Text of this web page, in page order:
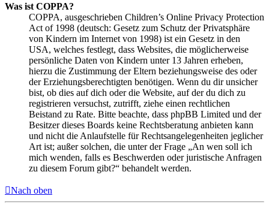
Was ist COPPA?
COPPA, ausgeschrieben Children’s Online Privacy Protection
Act of 1998 (deutsch: Gesetz zum Schutz der Privatsphäre
von Kindern im Internet von 1998) ist ein Gesetz in den
USA, welches festlegt, dass Websites, die möglicherweise
persönliche Daten von Kindern unter 13 Jahren erheben,
hierzu die Zustimmung der Eltern beziehungsweise des oder
der Erziehungsberechtigten benötigen. Wenn du dir unsicher
bist, ob dies auf dich oder die Website, auf der du dich zu
registrieren versuchst, zutrifft, ziehe einen rechtlichen
Beistand zu Rate. Bitte beachte, dass phpBB Limited und der
Besitzer dieses Boards keine Rechtsberatung anbieten kann
und nicht die Anlaufstelle für Rechtsangelegenheiten jeglicher
Art ist; außer solchen, die unter der Frage „An wen soll ich
mich wenden, falls es Beschwerden oder juristische Anfragen
zu diesem Forum gibt?“ behandelt werden.
Nach oben